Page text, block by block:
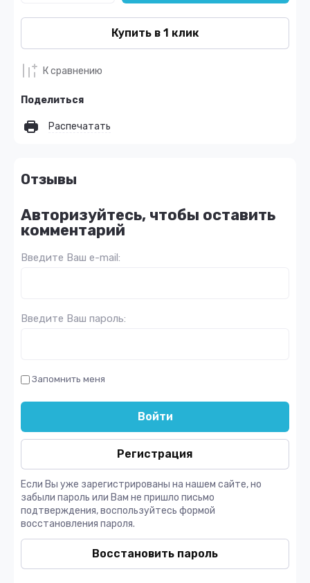
Купить в 1 клик
К сравнению
Поделиться
Распечатать
Отзывы
Авторизуйтесь, чтобы оставить
комментарий
Введите Ваш e-mail:
Введите Ваш пароль:
Запомнить меня
Войти
Регистрация
Если Вы уже зарегистрированы на нашем сайте, но
забыли пароль или Вам не пришло письмо
подтверждения, воспользуйтесь формой
восстановления пароля.
Восстановить пароль